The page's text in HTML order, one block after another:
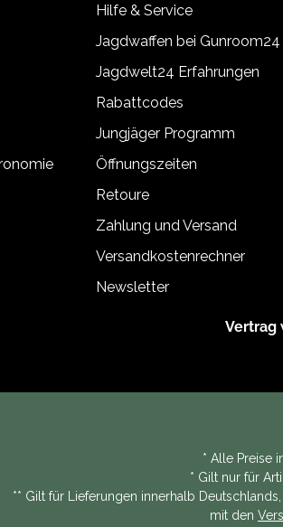
Hilfe & Service
Jagdwaffen bei Gunroom24
Jagdwelt24 Erfahrungen
Rabattcodes
Jungjäger Programm
Öffnungszeiten
Retoure
Zahlung und Versand
Versandkostenrechner
Newsletter
Vertrag
* Alle Preise
* Gilt nur für
** Gilt für Lieferungen innerhalb
mit den